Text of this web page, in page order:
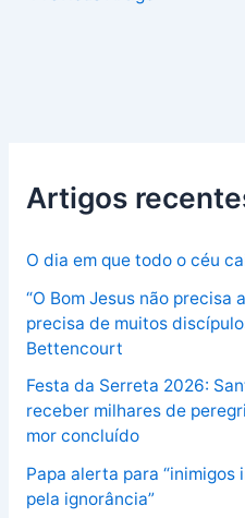
Artigos
O dia em que todo o céu
“O Bom Jesus não precisa
precisa de muitos
Bettencourt
Festa da Serreta 2026:
receber milhares de
mor concluído
Papa alerta para
pela ignorância”